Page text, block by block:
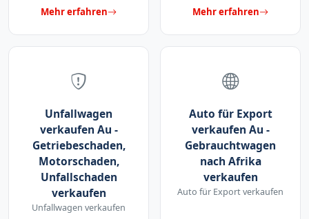
Mehr erfahren
Mehr erfahren
Unfallwagen
verkaufen Au -
Getriebeschaden,
Motorschaden,
Unfallschaden
verkaufen
Unfallwagen verkaufen
Auto für Export
verkaufen Au -
Gebrauchtwagen
nach Afrika
verkaufen
Auto für Export verkaufen